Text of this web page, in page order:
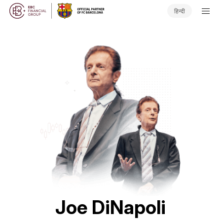
हिन्दी
Joe DiNapoli